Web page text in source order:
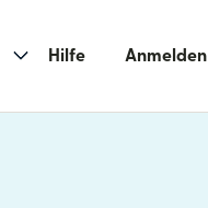
Hilfe Anmelden